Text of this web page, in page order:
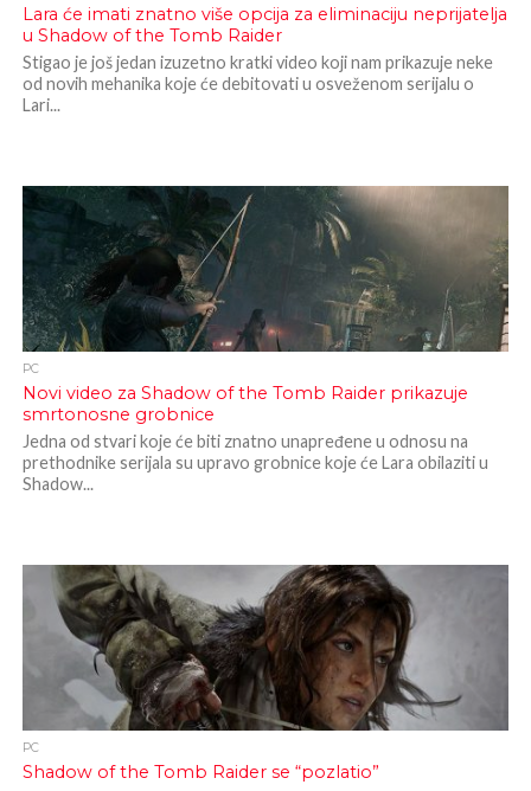
Lara će imati znatno više opcija za eliminaciju neprijatelja
u Shadow of the Tomb Raider
Stigao je još jedan izuzetno kratki video koji nam prikazuje neke
od novih mehanika koje će debitovati u osveženom serijalu o
Lari...
PC
Novi video za Shadow of the Tomb Raider prikazuje
smrtonosne grobnice
Jedna od stvari koje će biti znatno unapređene u odnosu na
prethodnike serijala su upravo grobnice koje će Lara obilaziti u
Shadow...
PC
Shadow of the Tomb Raider se “pozlatio”